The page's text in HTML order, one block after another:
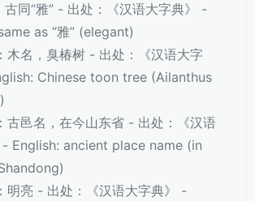
同“雅” - 出处：《汉语大字典》 -
as “雅” (elegant)
木名，臭椿树 - 出处：《汉语大字
Chinese toon tree (Ailanthus
古邑名，在今山东省 - 出处：《汉语
- English: ancient place name (in
明亮 - 出处：《汉语大字典》 -